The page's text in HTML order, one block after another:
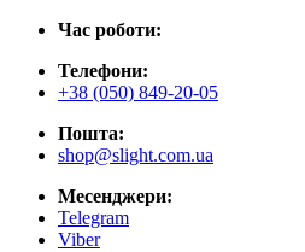
Час роботи:
Телефони:
+38 (050) 849-20-05
Пошта:
shop@slight.com.ua
Месенджери:
Telegram
Viber